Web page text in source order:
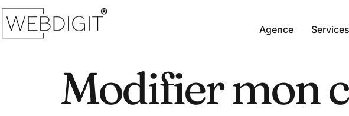
Agence Services
Modifier mon